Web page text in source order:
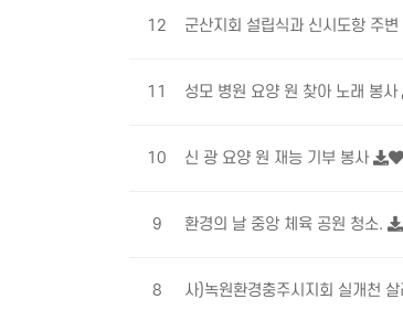
12 군산지회 설립식과 신시도항 주
11 성모 병원 요양 원 찾아 노래 봉사
10 신 광 요양 원 재능 기부 봉사
9 환경의 날 중앙 체육 공원 청소.
8 사)녹원환경충주시지회 실개천